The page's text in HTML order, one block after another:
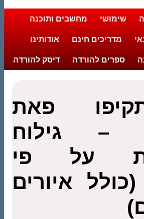
שימושי מחשבים ותוכנה
מדריכים חינם אודותינו
ספרים להורדה דיסק להורדה
פאת
– גילוח
על פי
איורים